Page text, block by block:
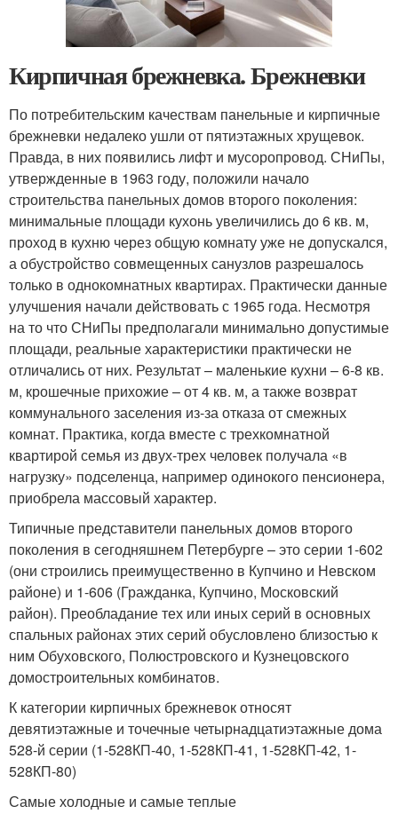
Кирпичная брежневка. Брежневки
По потребительским качествам панельные и кирпичные
брежневки недалеко ушли от пятиэтажных хрущевок.
Правда, в них появились лифт и мусоропровод. СНиПы,
утвержденные в 1963 году, положили начало
строительства панельных домов второго поколения:
минимальные площади кухонь увеличились до 6 кв. м,
проход в кухню через общую комнату уже не допускался,
а обустройство совмещенных санузлов разрешалось
только в однокомнатных квартирах. Практически данные
улучшения начали действовать с 1965 года. Несмотря
на то что СНиПы предполагали минимально допустимые
площади, реальные характеристики практически не
отличались от них. Результат – маленькие кухни – 6-8 кв.
м, крошечные прихожие – от 4 кв. м, а также возврат
коммунального заселения из-за отказа от смежных
комнат. Практика, когда вместе с трехкомнатной
квартирой семья из двух-трех человек получала «в
нагрузку» подселенца, например одинокого пенсионера,
приобрела массовый характер.
Типичные представители панельных домов второго
поколения в сегодняшнем Петербурге – это серии 1-602
(они строились преимущественно в Купчино и Невском
районе) и 1-606 (Гражданка, Купчино, Московский
район). Преобладание тех или иных серий в основных
спальных районах этих серий обусловлено близостью к
ним Обуховского, Полюстровского и Кузнецовского
домостроительных комбинатов.
К категории кирпичных брежневок относят
девятиэтажные и точечные четырнадцатиэтажные дома
528-й серии (1-528КП-40, 1-528КП-41, 1-528КП-42, 1-
528КП-80)
Самые холодные и самые теплые